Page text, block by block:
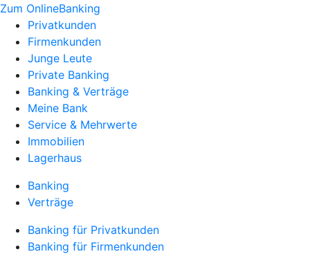
Zum OnlineBanking
Privatkunden
Firmenkunden
Junge Leute
Private Banking
Banking & Verträge
Meine Bank
Service & Mehrwerte
Immobilien
Lagerhaus
Banking
Verträge
Banking für Privatkunden
Banking für Firmenkunden